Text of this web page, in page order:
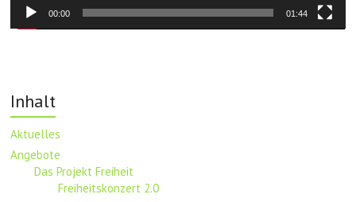
00:00 01:44
Inhalt
Aktuelles
Angebote
Das Projekt Freiheit
Freiheitskonzert 2.0